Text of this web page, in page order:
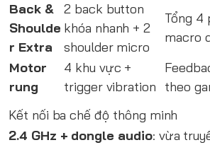
Back &
Shoulde
r Extra
2 back button
khóa nhanh + 2
shoulder micro
Tổng 4
macro
Motor
rung
4 khu vực +
trigger vibration
theo
Kết nối ba chế độ thông minh
2.4 GHz + dongle audio: vừa